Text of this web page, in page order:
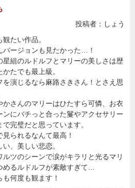
投稿者：しょう
たい作品。
バージョンも見たかった…！
星組のルドルフとマリーの美しさは歴
たでも最上級。
を演じるなら麻路さきさん！とさえ思
かさんのマリーはひたすら可憐、お衣
ンにバチっと合った鬘やアクセサリー
で完璧だと思っています。
見られるなんて最高！
、美しい悲恋。
ルツのシーンで涙がキラリと光るマリ
めるルドルフが素敵すぎて…
も何度も観ます！